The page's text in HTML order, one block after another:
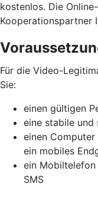
kostenlos. Die
Kooperationspartner
Für die Video-
Sie:
einen gültigen
eine stabile und
einen
ein mobiles
ein
SMS